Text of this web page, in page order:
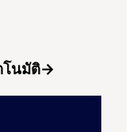
โนมัติ→